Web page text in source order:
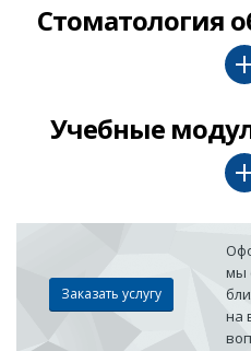
Стоматология
Учебные
Заказать услугу
мы
на